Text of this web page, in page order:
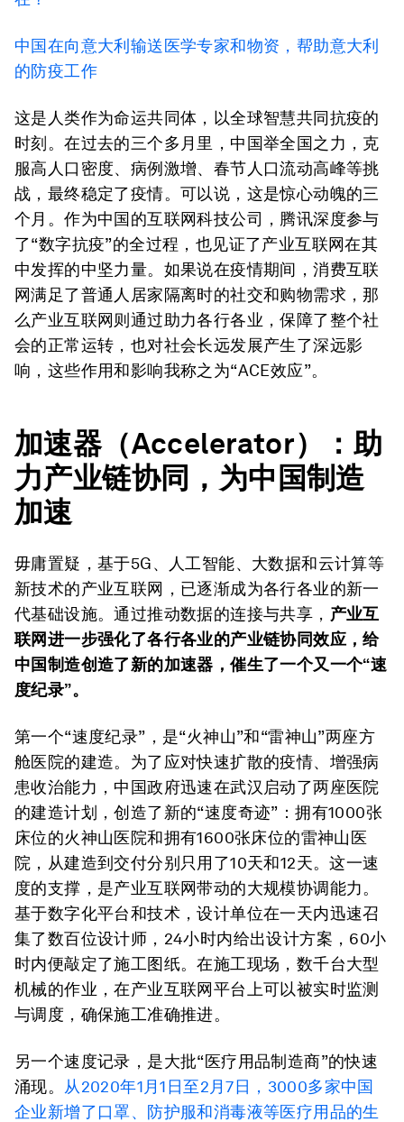
中国在向意大利输送医学专家和物资，帮助意大利
的防疫工作
这是人类作为命运共同体，以全球智慧共同抗疫的
时刻。在过去的三个多月里，中国举全国之力，克
服高人口密度、病例激增、春节人口流动高峰等挑
战，最终稳定了疫情。可以说，这是惊心动魄的三
个月。作为中国的互联网科技公司，腾讯深度参与
了“数字抗疫”的全过程，也见证了产业互联网在其
中发挥的中坚力量。如果说在疫情期间，消费互联
网满足了普通人居家隔离时的社交和购物需求，那
么产业互联网则通过助力各行各业，保障了整个社
会的正常运转，也对社会长远发展产生了深远影
响，这些作用和影响我称之为“ACE效应”。
加速器（Accelerator）：助
力产业链协同，为中国制造
加速
毋庸置疑，基于5G、人工智能、大数据和云计算等
新技术的产业互联网，已逐渐成为各行各业的新一
代基础设施。通过推动数据的连接与共享， 产业互
联网进一步强化了各行各业的产业链协同效应，给
中国制造创造了新的加速器，催生了一个又一个“速
度纪录”。
第一个“速度纪录”，是“火神山”和“雷神山”两座方
舱医院的建造。为了应对快速扩散的疫情、增强病
患收治能力，中国政府迅速在武汉启动了两座医院
的建造计划，创造了新的“速度奇迹”：拥有1000张
床位的火神山医院和拥有1600张床位的雷神山医
院，从建造到交付分别只用了10天和12天。这一速
度的支撑，是产业互联网带动的大规模协调能力。
基于数字化平台和技术，设计单位在一天内迅速召
集了数百位设计师，24小时内给出设计方案，60小
时内便敲定了施工图纸。在施工现场，数千台大型
机械的作业，在产业互联网平台上可以被实时监测
与调度，确保施工准确推进。
另一个速度记录，是大批“医疗用品制造商”的快速
涌现。 从2020年1月1日至2月7日，3000多家中国
企业新增了口罩、防护服和消毒液等医疗用品的生